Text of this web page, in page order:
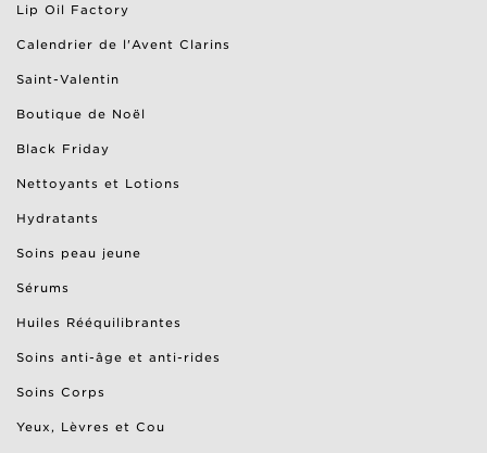
Lip Oil Factory
Calendrier de l'Avent Clarins
Saint-Valentin
Boutique de Noël
Black Friday
Nettoyants et Lotions
Hydratants
Soins peau jeune
Sérums
Huiles Rééquilibrantes
Soins anti-âge et anti-rides
Soins Corps
Yeux, Lèvres et Cou